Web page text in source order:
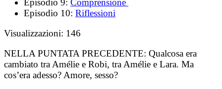
Episodio 10: Riflessioni
Visualizzazioni: 146
NELLA PUNTATA PRECEDENTE: Qualcosa era
cambiato tra Amélie e Robi, tra Amélie e Lara. Ma
cos’era adesso? Amore, sesso?